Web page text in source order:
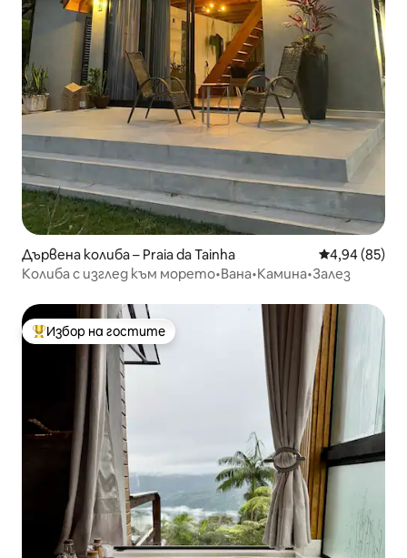
Дървена колиба – Praia da Tainha Средна
4,94 (85)
Колиба с изглед към морето•Вана•Камина•Залез
Най-популярен избор на гостите
Избор на гостите